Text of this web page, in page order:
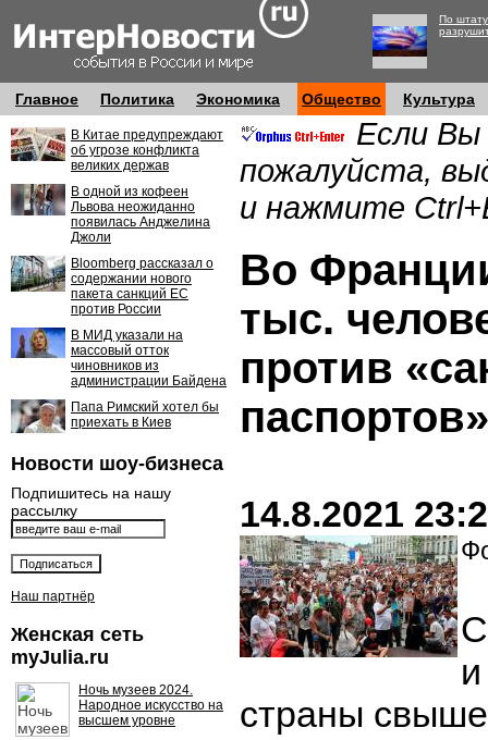
По
Главное Политика Экономика Общество Культура
В Китае предупреждают
об угрозе конфликта
великих держав
В одной из кофеен
Львова неожиданно
появилась Анджелина
Джоли
Bloomberg рассказал о
содержании нового
пакета санкций ЕС
против России
В МИД указали на
массовый отток
чиновников из
администрации Байдена
Папа Римский хотел бы
приехать в Киев
Новости шоу-бизнеса
Подпишитесь на нашу
рассылку
Наш партнёр
Женская сеть
myJulia.ru
Ночь музеев 2024.
Народное искусство на
высшем уровне
Если Вы
пожалуйста,
и нажмите
Во
тыс.
против
паспортов»
14.8.2021
страны